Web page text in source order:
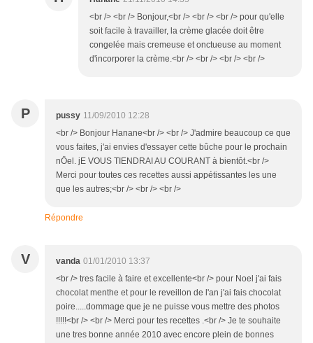
<br /> <br /> Bonjour,<br /> <br /> <br /> pour qu'elle
soit facile à travailler, la crème glacée doit être
congelée mais cremeuse et onctueuse au moment
d'incorporer la crème.<br /> <br /> <br /> <br />
P pussy 11/09/2010 12:28
<br /> Bonjour Hanane<br /> <br /> J'admire beaucoup ce que
vous faites, j'ai envies d'essayer cette bûche pour le prochain
nÖel. jE VOUS TIENDRAI AU COURANT à bientôt.<br />
Merci pour toutes ces recettes aussi appétissantes les une
que les autres;<br /> <br /> <br />
Répondre
V vanda 01/01/2010 13:37
<br /> tres facile à faire et excellente<br /> pour Noel j'ai fais
chocolat menthe et pour le reveillon de l'an j'ai fais chocolat
poire.....dommage que je ne puisse vous mettre des photos
!!!!!<br /> <br /> Merci pour tes recettes .<br /> Je te souhaite
une tres bonne année 2010 avec encore plein de bonnes